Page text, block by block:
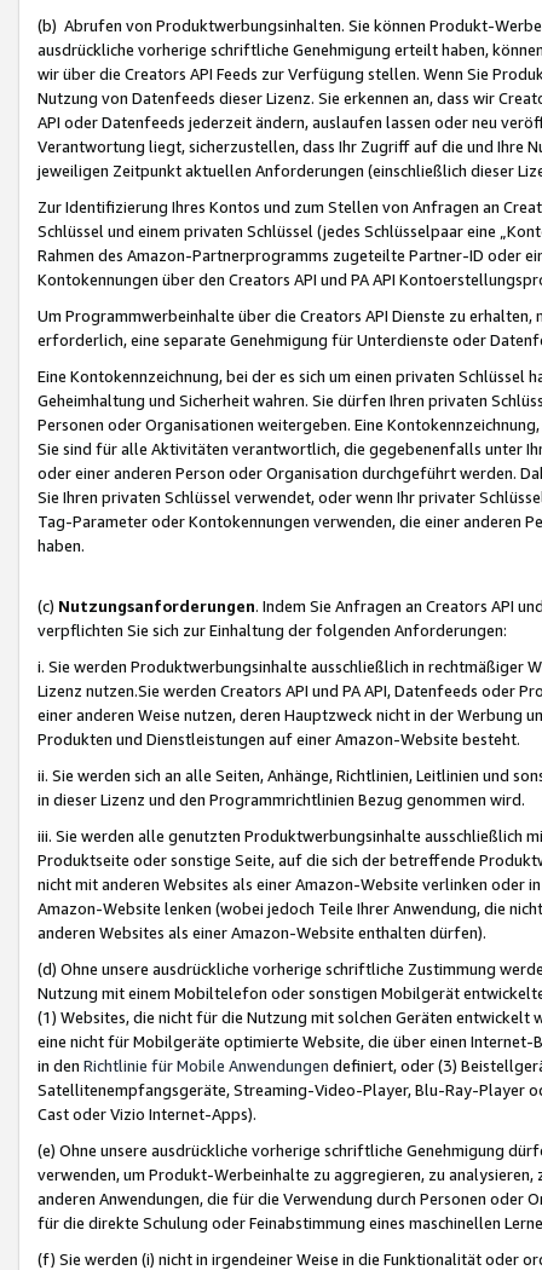
(b) Abrufen von Produktwerbungsinhalten. Sie können Produkt-
ausdrückliche vorherige schriftliche Genehmigung erteilt haben,
wir über die Creators API Feeds zur Verfügung stellen. Wenn Sie
Nutzung von Datenfeeds dieser Lizenz. Sie erkennen an, dass wir
API oder Datenfeeds jederzeit ändern, auslaufen lassen oder neu
Verantwortung liegt, sicherzustellen, dass Ihr Zugriff auf die und Ihre
jeweiligen Zeitpunkt aktuellen Anforderungen (einschließlich dieser
Zur Identifizierung Ihres Kontos und zum Stellen von Anfragen an
Schlüssel und einem privaten Schlüssel (jedes Schlüsselpaar eine
Rahmen des Amazon-Partnerprogramms zugeteilte Partner-ID oder
Kontokennungen über den Creators API und PA API
Um Programmwerbeinhalte über die Creators API Dienste zu
erforderlich, eine separate Genehmigung für Unterdienste oder
Eine Kontokennzeichnung, bei der es sich um einen privaten
Geheimhaltung und Sicherheit wahren. Sie dürfen Ihren privaten
Personen oder Organisationen weitergeben. Eine
Sie sind für alle Aktivitäten verantwortlich, die gegebenenfalls unter
oder einer anderen Person oder Organisation durchgeführt werden.
Sie Ihren privaten Schlüssel verwendet, oder wenn Ihr privater
Tag-Parameter oder Kontokennungen verwenden, die einer anderen
haben.
(c) Nutzungsanforderungen. Indem Sie Anfragen an Creators API
verpflichten Sie sich zur Einhaltung der folgenden Anforderungen:
i. Sie werden Produktwerbungsinhalte ausschließlich in rechtmäßiger
Lizenz nutzen.Sie werden Creators API und PA API, Datenfeeds oder
einer anderen Weise nutzen, deren Hauptzweck nicht in der Werbung
Produkten und Dienstleistungen auf einer Amazon-Website besteht.
ii. Sie werden sich an alle Seiten, Anhänge, Richtlinien, Leitlinien und
in dieser Lizenz und den Programmrichtlinien Bezug genommen wird.
iii. Sie werden alle genutzten Produktwerbungsinhalte ausschließlich
Produktseite oder sonstige Seite, auf die sich der betreffende
nicht mit anderen Websites als einer Amazon-Website verlinken oder
Amazon-Website lenken (wobei jedoch Teile Ihrer Anwendung, die
anderen Websites als einer Amazon-Website enthalten dürfen).
(d) Ohne unsere ausdrückliche vorherige schriftliche Zustimmung
Nutzung mit einem Mobiltelefon oder sonstigen Mobilgerät
(1) Websites, die nicht für die Nutzung mit solchen Geräten
eine nicht für Mobilgeräte optimierte Website, die über einen
in den Richtlinie für Mobile Anwendungen definiert, oder (3)
Satellitenempfangsgeräte, Streaming-Video-Player, Blu-Ray-Player
Cast oder Vizio Internet-Apps).
(e) Ohne unsere ausdrückliche vorherige schriftliche Genehmigung
verwenden, um Produkt-Werbeinhalte zu aggregieren, zu
anderen Anwendungen, die für die Verwendung durch Personen
für die direkte Schulung oder Feinabstimmung eines maschinellen
(f) Sie werden (i) nicht in irgendeiner Weise in die Funktionalität oder